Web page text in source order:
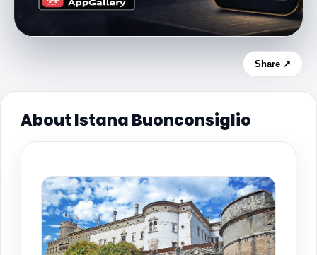
Share ↗
About Istana Buonconsiglio